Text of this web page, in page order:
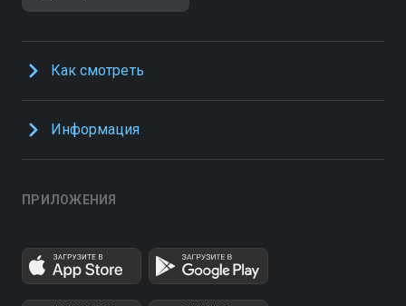
Как смотреть
Информация
ПРИЛОЖЕНИЯ